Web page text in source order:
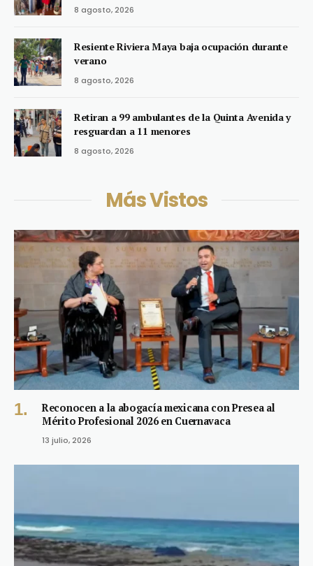
8 agosto, 2026
Resiente Riviera Maya baja ocupación durante
verano
8 agosto, 2026
Retiran a 99 ambulantes de la Quinta Avenida y
resguardan a 11 menores
8 agosto, 2026
Más Vistos
Reconocen a la abogacía mexicana con Presea al
Mérito Profesional 2026 en Cuernavaca
13 julio, 2026